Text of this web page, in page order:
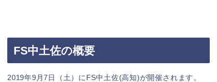
FS中土佐の概要
2019年9月7日（土）にFS中土佐(高知)が開催されます。